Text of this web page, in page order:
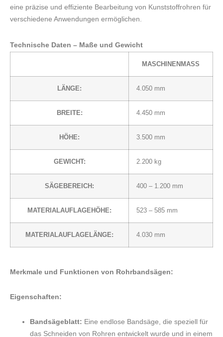
eine präzise und effiziente Bearbeitung von Kunststoffrohren für
verschiedene Anwendungen ermöglichen.
Technische Daten – Maße und Gewicht
MASCHINENMASS
LÄNGE: 4.050 mm
BREITE: 4.450 mm
HÖHE: 3.500 mm
GEWICHT: 2.200 kg
SÄGEBEREICH: 400 – 1.200 mm
MATERIALAUFLAGEHÖHE: 523 – 585 mm
MATERIALAUFLAGELÄNGE: 4.030 mm
Merkmale und Funktionen von Rohrbandsägen:
Eigenschaften:
Bandsägeblatt: Eine endlose Bandsäge, die speziell für
das Schneiden von Rohren entwickelt wurde und in einem